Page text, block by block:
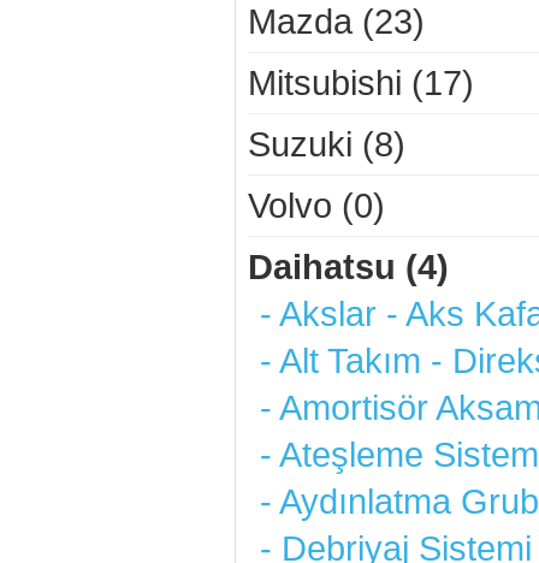
Mazda (23)
Mitsubishi (17)
Suzuki (8)
Volvo (0)
Daihatsu (4)
- Akslar - Aks
- Alt Takım -
- Amortisör
- Ateşleme
- Aydınlatma
- Debriyaj